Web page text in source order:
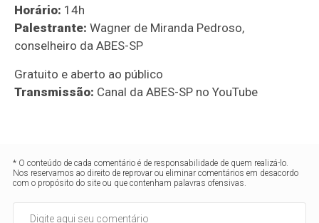
Horário: 14h
Palestrante: Wagner de Miranda Pedroso,
conselheiro da ABES-SP
Gratuito e aberto ao público
Transmissão: Canal da ABES-SP no YouTube
* O conteúdo de cada comentário é de responsabilidade de quem realizá-lo.
Nos reservamos ao direito de reprovar ou eliminar comentários em desacordo
com o propósito do site ou que contenham palavras ofensivas.